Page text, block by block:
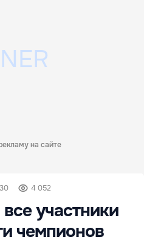
на сайте
4 052
участники
чемпионов